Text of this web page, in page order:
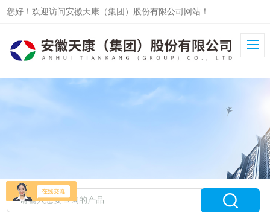
您好！欢迎访问安徽天康（集团）股份有限公司网站！